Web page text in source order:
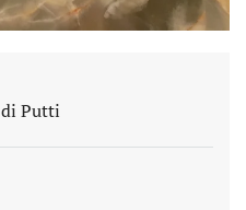
Putti